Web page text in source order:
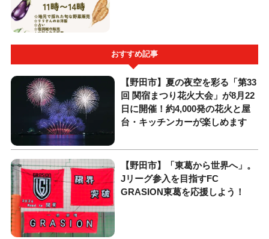
おすすめ記事
【野田市】夏の夜空を彩る「第33
回 関宿まつり花火大会」が8月22
日に開催！約4,000発の花火と屋
台・キッチンカーが楽しめます
【野田市】「東葛から世界へ」。
Jリーグ参入を目指すFC
GRASION東葛を応援しよう！